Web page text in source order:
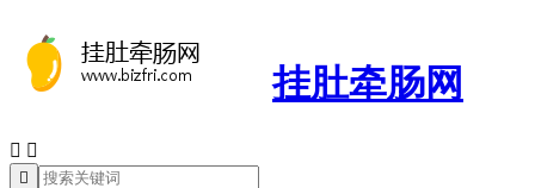
挂肚牵肠网
 
